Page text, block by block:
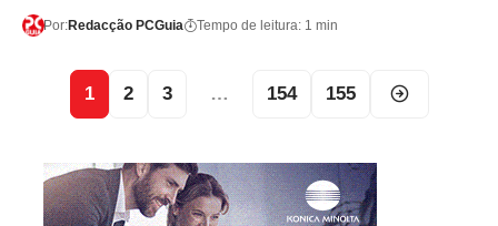
Por:Redacção PCGuia Tempo de leitura: 1 min
1 2 3 … 154 155